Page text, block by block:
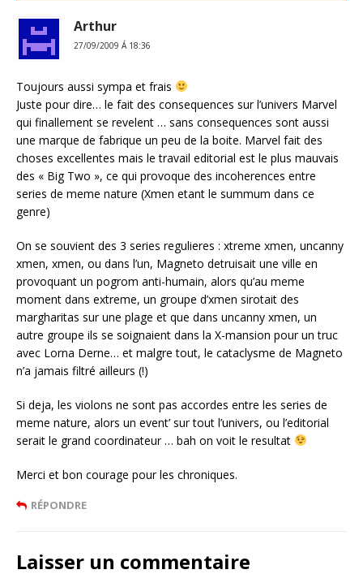
Arthur
27/09/2009 Á 18:36
Toujours aussi sympa et frais
Juste pour dire… le fait des consequences sur l’univers Marvel
qui finallement se revelent … sans consequences sont aussi
une marque de fabrique un peu de la boite. Marvel fait des
choses excellentes mais le travail editorial est le plus mauvais
des « Big Two », ce qui provoque des incoherences entre
series de meme nature (Xmen etant le summum dans ce
genre)
On se souvient des 3 series regulieres : xtreme xmen, uncanny
xmen, xmen, ou dans l’un, Magneto detruisait une ville en
provoquant un pogrom anti-humain, alors qu’au meme
moment dans extreme, un groupe d’xmen sirotait des
margharitas sur une plage et que dans uncanny xmen, un
autre groupe ils se soignaient dans la X-mansion pour un truc
avec Lorna Derne… et malgre tout, le cataclysme de Magneto
n’a jamais filtré ailleurs (!)
Si deja, les violons ne sont pas accordes entre les series de
meme nature, alors un event’ sur tout l’univers, ou l’editorial
serait le grand coordinateur … bah on voit le resultat
Merci et bon courage pour les chroniques.
RÉPONDRE
Laisser un commentaire